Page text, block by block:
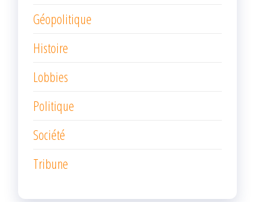
Géopolitique
Histoire
Lobbies
Politique
Société
Tribune